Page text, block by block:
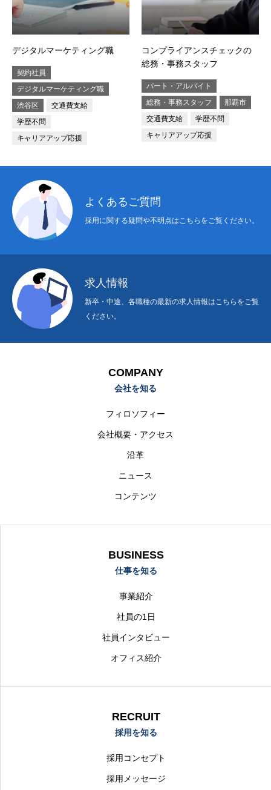
デジタルマーケティング職
契約社員
デジタルマーケティング職
渋谷区
交通費支給
学歴不問
キャリアアップ応援
コンプライアンスチェックの
総務・事務スタッフ
パート・アルバイト
総務・事務スタッフ
那覇市
交通費支給
学歴不問
キャリアアップ応援
よくあるご質問
採用に関する疑問や不明点はこちらをご覧ください。
求人情報
新卒・中途、各職種の最新の求人情報はこちらをご覧
ください。
COMPANY
会社を知る
フィロソフィー
会社概要・アクセス
沿革
ニュース
コンテンツ
BUSINESS
仕事を知る
事業紹介
社員の1日
社員インタビュー
オフィス紹介
RECRUIT
採用を知る
採用コンセプト
採用メッセージ